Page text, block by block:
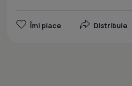
Îmi place Distribuie